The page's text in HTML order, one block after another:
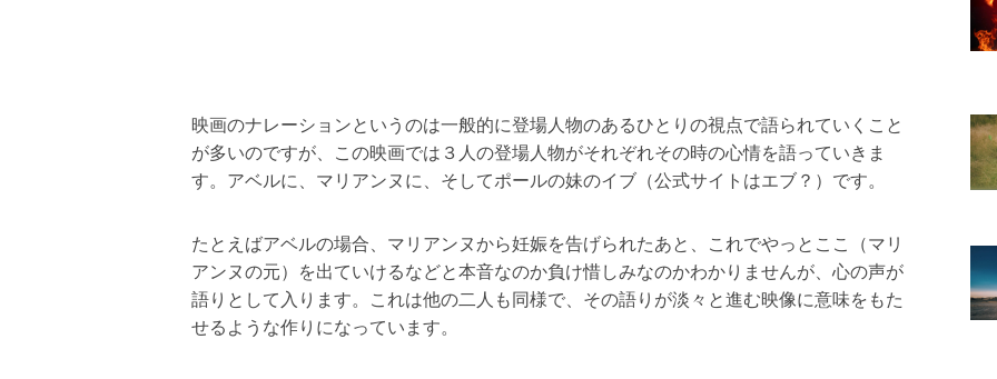
映画のナレーションというのは一般的に登場人物のあるひとりの視点で語られていくこと
が多いのですが、この映画では３人の登場人物がそれぞれその時の心情を語っていきま
す。アベルに、マリアンヌに、そしてポールの妹のイブ（公式サイトはエブ？）です。
たとえばアベルの場合、マリアンヌから妊娠を告げられたあと、これでやっとここ（マリ
アンヌの元）を出ていけるなどと本音なのか負け惜しみなのかわかりませんが、心の声が
語りとして入ります。これは他の二人も同様で、その語りが淡々と進む映像に意味をもた
せるような作りになっています。